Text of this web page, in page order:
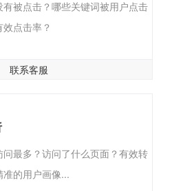
被点击？哪些关键词被用户点击
点击率？
联系客服
最多？访问了什么页面？有效转
的用户画像...